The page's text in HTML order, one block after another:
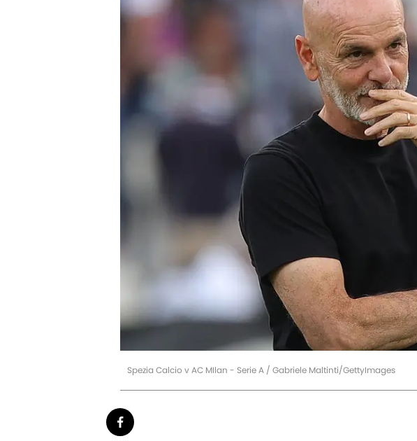
Spezia Calcio v AC MIlan - Serie A / Gabriele Maltinti/GettyImages